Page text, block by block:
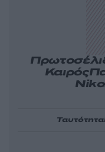
Καιρός
Ταυτότητα